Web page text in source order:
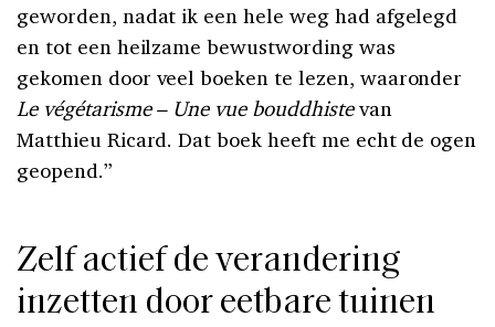
geworden, nadat ik een hele weg had afgelegd
en tot een heilzame bewustwording was
gekomen door veel boeken te lezen, waaronder
Le végétarisme – Une vue bouddhistevan
Matthieu Ricard. Dat boek heeft me echt de ogen
geopend.”
Zelf actief de verandering
inzetten door eetbare tuinen